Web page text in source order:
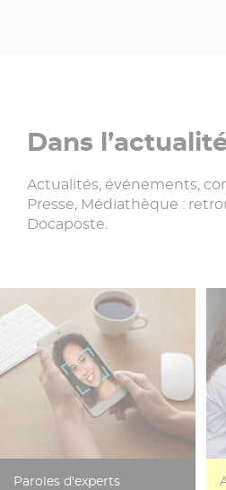
Dans
Actualités, événements,
Presse, Médiathèque :
Docaposte.
Paroles d'experts